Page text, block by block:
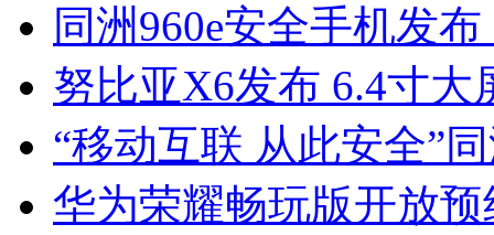
同洲960e安全手机发
努比亚X6发布 6.4寸大
“移动互联 从此安全”
华为荣耀畅玩版开放